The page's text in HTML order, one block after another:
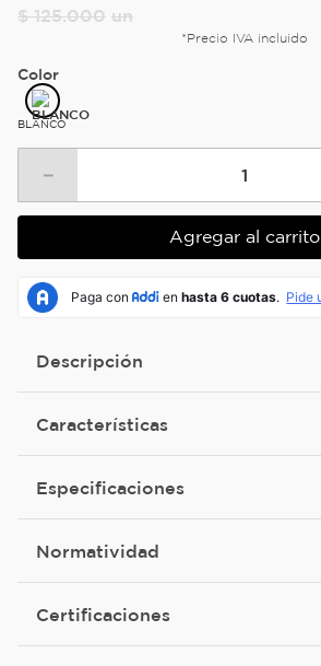
$ 125.000 un
*Precio IVA incluido
Color
BLANCO
－
Agregar al carrito
Descripción
Características
Especificaciones
Normatividad
Certificaciones